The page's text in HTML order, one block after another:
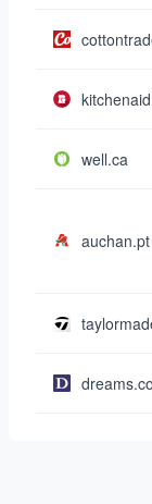
well.ca
auchan.pt